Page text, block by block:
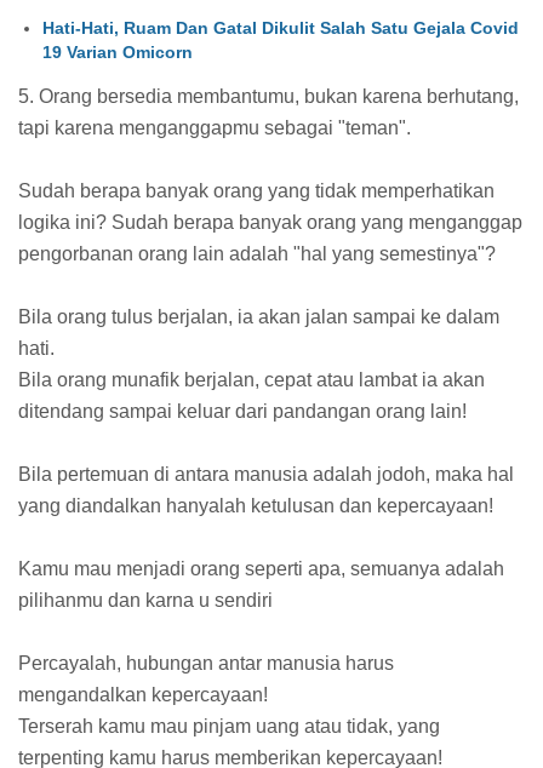
Hati-Hati, Ruam Dan Gatal Dikulit Salah Satu Gejala Covid
19 Varian Omicorn
5. Orang bersedia membantumu, bukan karena berhutang,
tapi karena menganggapmu sebagai "teman".
Sudah berapa banyak orang yang tidak memperhatikan
logika ini? Sudah berapa banyak orang yang menganggap
pengorbanan orang lain adalah "hal yang semestinya"?
Bila orang tulus berjalan, ia akan jalan sampai ke dalam
hati.
Bila orang munafik berjalan, cepat atau lambat ia akan
ditendang sampai keluar dari pandangan orang lain!
Bila pertemuan di antara manusia adalah jodoh, maka hal
yang diandalkan hanyalah ketulusan dan kepercayaan!
Kamu mau menjadi orang seperti apa, semuanya adalah
pilihanmu dan karna u sendiri
Percayalah, hubungan antar manusia harus
mengandalkan kepercayaan!
Terserah kamu mau pinjam uang atau tidak, yang
terpenting kamu harus memberikan kepercayaan!